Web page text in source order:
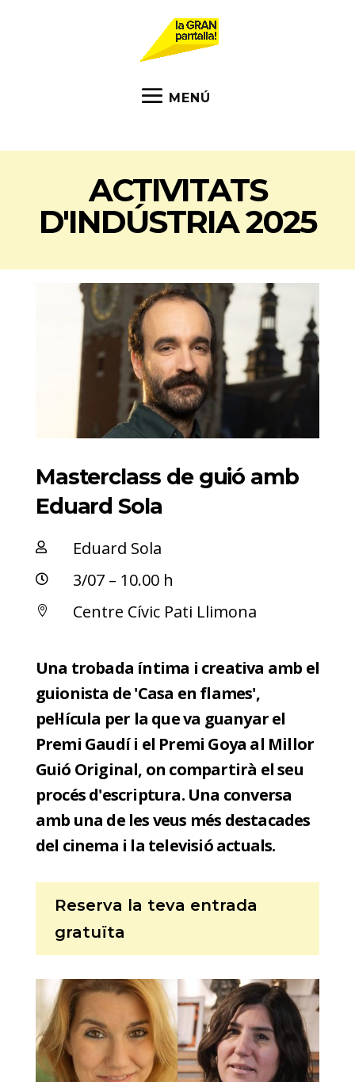
ACTIVITATS
D'INDÚSTRIA 2025
Masterclass de guió amb
Eduard Sola
 Eduard Sola
 3/07 – 10.00 h
 Centre Cívic Pati Llimona
Una trobada íntima i creativa amb el
guionista de 'Casa en flames',
pel·lícula per la que va guanyar el
Premi Gaudí i el Premi Goya al Millor
Guió Original, on compartirà el seu
procés d'escriptura. Una conversa
amb una de les veus més destacades
del cinema i la televisió actuals.
Reserva la teva entrada
gratuïta